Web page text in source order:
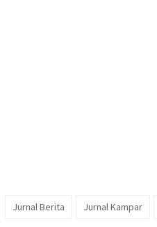
Jurnal Berita Jurnal Kampar